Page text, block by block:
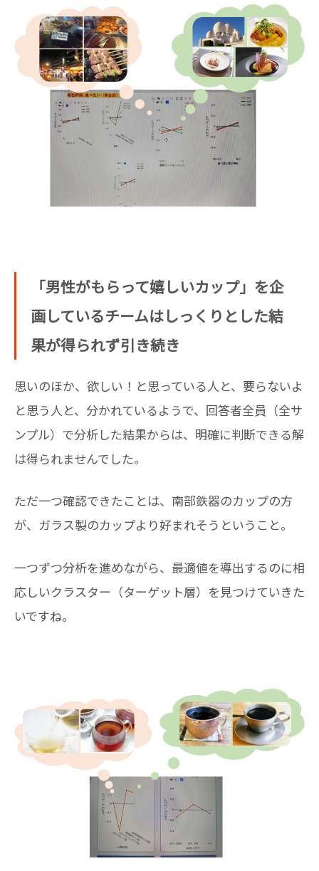
「男性がもらって嬉しいカップ」を企
画しているチームはしっくりとした結
果が得られず引き続き
思いのほか、欲しい！と思っている人と、要らないよ
と思う人と、分かれているようで、回答者全員（全サ
ンプル）で分析した結果からは、明確に判断できる解
は得られませんでした。
ただ一つ確認できたことは、南部鉄器のカップの方
が、ガラス製のカップより好まれそうということ。
一つずつ分析を進めながら、最適値を導出するのに相
応しいクラスター（ターゲット層）を見つけていきた
いですね。